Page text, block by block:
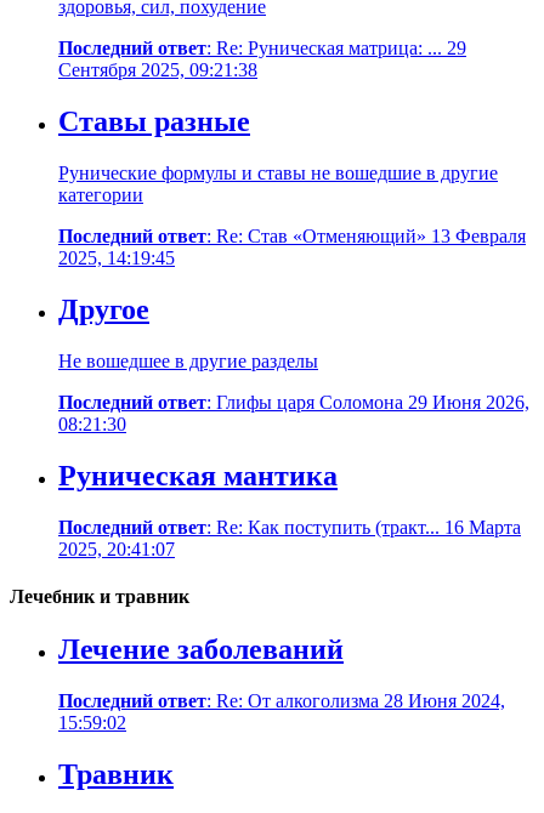
здоровья, сил, похудение
Последний ответ: Re: Руническая матрица: ... 29
Сентября 2025, 09:21:38
Ставы разные
Рунические формулы и ставы не вошедшие в другие
категории
Последний ответ: Re: Став «Отменяющий» 13 Февраля
2025, 14:19:45
Другое
Не вошедшее в другие разделы
Последний ответ: Глифы царя Соломона 29 Июня 2026,
08:21:30
Руническая мантика
Последний ответ: Re: Как поступить (тракт... 16 Марта
2025, 20:41:07
Лечебник и травник
Лечение заболеваний
Последний ответ: Re: От алкоголизма 28 Июня 2024,
15:59:02
Травник